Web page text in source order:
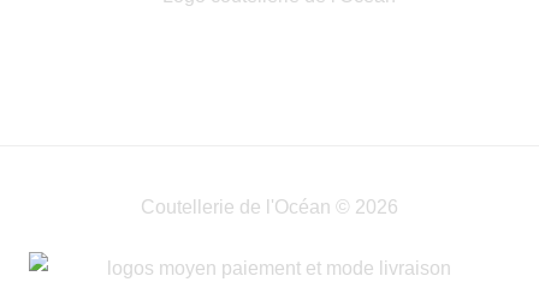
Coutellerie de l'Océan © 2026